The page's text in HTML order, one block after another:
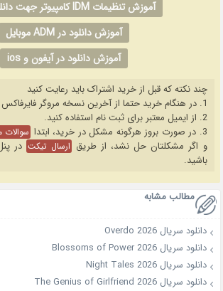
آموزش تنظیمات IDM کامپیوتر جهت دانلود VIP
آموزش دانلود در ADM موبایل
آموزش دانلود در آیفون و ios
چند نکته که قبل از خرید اشتراک باید رعایت کنید
1. در هنگام خرید حتما از آخرین نسخه مروگر فایرفاکس یا کروم استفاده کنید.
2. از ایمیل معتبر برای ثبت نام استفاده کنید.
3. در صورت بروز هرگونه مشکل در خرید، ابتدا
سوالات
و اگر مشکلتان حل نشد، از طریق ارسال تیکت در
باشید.
مطالب مشابه
دانلود سریال Overdo 2026
دانلود سریال Blossoms of Power 2026
دانلود سریال Night Tales 2026
دانلود سریال The Genius of Girlfriend 2026